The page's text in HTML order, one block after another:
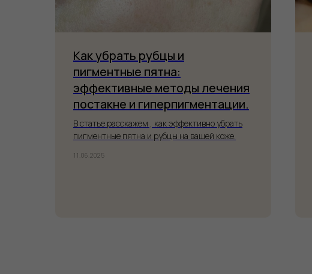
Как убрать рубцы и
пигментные пятна:
эффективные методы лечения
постакне и гиперпигментации.
В статье расскажем , как эффективно убрать
пигментные пятна и рубцы на вашей коже.
11.06.2025